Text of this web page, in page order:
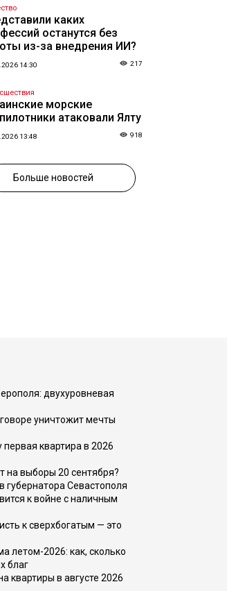
каких
останутся без
из-за внедрения ИИ?
14:30 217
морские
атаковали Ялту
13:48 918
Больше новостей
двухуровневая
уничтожит мечты
квартира в 2026
на выборы 20 сентября?
губернатора Севастополя
к войне с наличным
к сверхбогатым — это
летом-2026: как, сколько
благ
квартиры в августе 2026